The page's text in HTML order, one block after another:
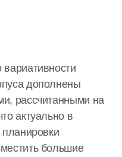
дополнены
рассчитанными на
актуально в
большие